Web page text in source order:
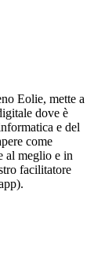
Eolie, mette a
dove è
e del
come
al meglio e in
facilitatore